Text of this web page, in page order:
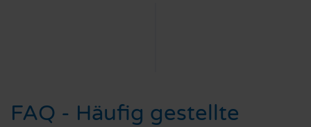
FAQ - Häufig gestellte